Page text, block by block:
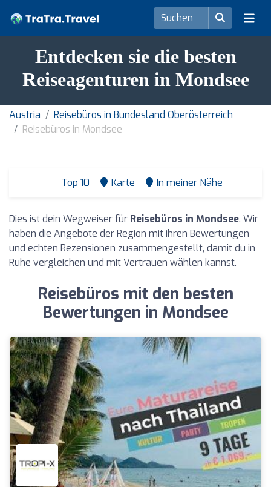
Entdecken sie die besten
Reiseagenturen in Mondsee
Austria
Reisebüros in Bundesland Oberösterreich
Reisebüros in Mondsee
Top 10 Karte In meiner Nähe
Dies ist dein Wegweiser für Reisebüros in Mondsee. Wir
haben die Angebote der Region mit ihren Bewertungen
und echten Rezensionen zusammengestellt, damit du in
Ruhe vergleichen und mit Vertrauen wählen kannst.
Reisebüros mit den besten
Bewertungen in Mondsee